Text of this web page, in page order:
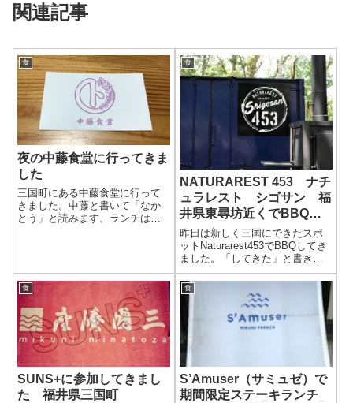
関連記事
食
夜の中藤食堂に行ってきま
した
三国町にある中藤食堂に行って
きました。中藤と書いて「なか
とう」と読みます。ランチは何
食
NATURAREST 453 ナチ
ュラレスト シゴサン 福
井県東尋坊近くでBBQし
てきました
昨日は新しく三国にできたスポ
ットNaturarest453でBBQしてき
ました。「してきた」と書きま
したが、手ぶらで行けて調理は
全てやってくれるBBQスタイル
のレストランです。
食
SUNS+に参加してきまし
た 福井県三国町
食
S’Amuser（サミュゼ）で
期間限定ステーキランチ